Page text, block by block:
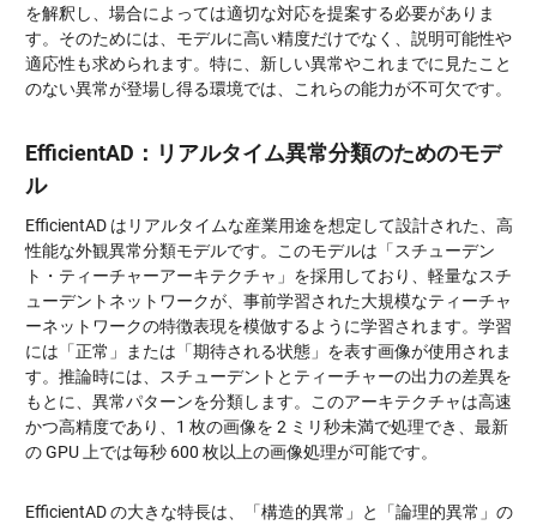
を解釈し、場合によっては適切な対応を提案する必要がありま
す。そのためには、モデルに高い精度だけでなく、説明可能性や
適応性も求められます。特に、新しい異常やこれまでに見たこと
のない異常が登場し得る環境では、これらの能力が不可欠です。
EfficientAD：リアルタイム異常分類のためのモデ
ル
EfficientAD はリアルタイムな産業用途を想定して設計された、高
性能な外観異常分類モデルです。このモデルは「スチューデン
ト・ティーチャーアーキテクチャ」を採用しており、軽量なスチ
ューデントネットワークが、事前学習された大規模なティーチャ
ーネットワークの特徴表現を模倣するように学習されます。学習
には「正常」または「期待される状態」を表す画像が使用されま
す。推論時には、スチューデントとティーチャーの出力の差異を
もとに、異常パターンを分類します。このアーキテクチャは高速
かつ高精度であり、1 枚の画像を 2 ミリ秒未満で処理でき、最新
の GPU 上では毎秒 600 枚以上の画像処理が可能です。
EfficientAD の大きな特長は、「構造的異常」と「論理的異常」の